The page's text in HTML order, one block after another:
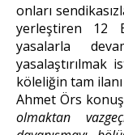
onları
yerleştiren 12
yasalarla
yasalaştırılmak
köleliğin tam
Ahmet Örs
olmaktan